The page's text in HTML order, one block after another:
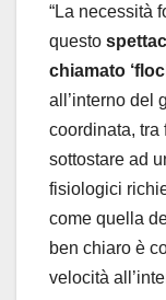
“La necessità
questo
chiamato
all’interno del
coordinata, tra
sottostare ad
fisiologici
come quella
ben chiaro è
velocità